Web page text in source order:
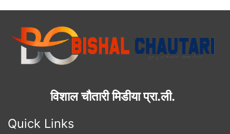
विशाल चौतारी मिडीया प्रा.ली.
Quick Links